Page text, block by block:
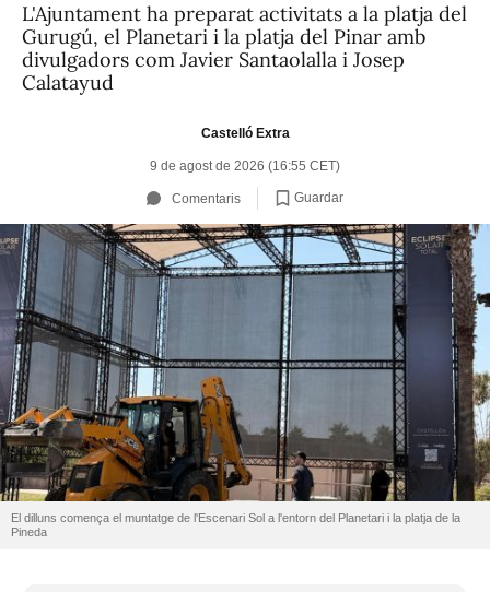
L'Ajuntament ha preparat activitats a la platja del
Gurugú, el Planetari i la platja del Pinar amb
divulgadors com Javier Santaolalla i Josep
Calatayud
Castelló Extra
9 de agost de 2026 (16:55 CET)
Comentaris Guardar
El dilluns comença el muntatge de l'Escenari Sol a l'entorn del Planetari i la platja de la
Pineda